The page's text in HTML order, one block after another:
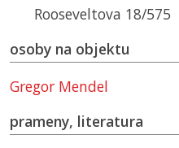
Rooseveltova 18/575
osoby na objektu
Gregor Mendel
prameny, literatura